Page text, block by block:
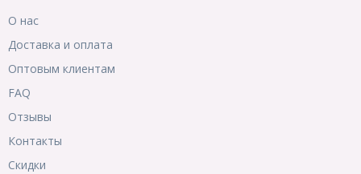
О нас
Доставка и оплата
Оптовым клиентам
FAQ
Отзывы
Контакты
Скидки